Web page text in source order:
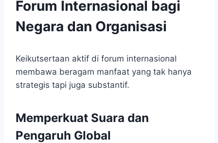
Forum Internasional bagi
Negara dan Organisasi
Keikutsertaan aktif di forum internasional
membawa beragam manfaat yang tak hanya
strategis tapi juga substantif.
Memperkuat Suara dan
Pengaruh Global